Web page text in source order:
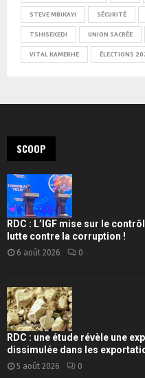
STEVE MBIKAYI SÉCURITÉ
TSHISEKEDI UNION SACRÉE
VITAL KAMERHE ÉLECTIONS
SCOOP
RDC : L’IGF mise sur le
lutte contre la corruption !
6 août 2026 0
RDC : une étude révèle une
dissimulée dans les
5 août 2026 0